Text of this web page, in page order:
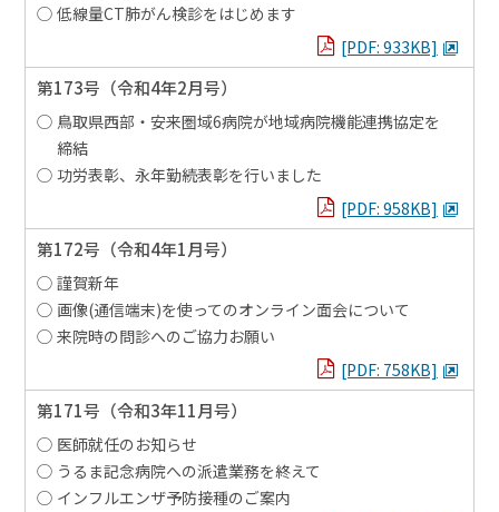
低線量CT肺がん検診をはじめます
PDFを見る
[PDF: 933KB]
第173号 （令和4年2月号）
鳥取県西部・安来圏域6病院が地域病院機能連携協定を
締結
功労表彰、永年勤続表彰を行いました
PDFを見る
[PDF: 958KB]
第172号 （令和4年1月号）
謹賀新年
画像(通信端末)を使ってのオンライン面会について
来院時の問診へのご協力お願い
PDFを見る
[PDF: 758KB]
第171号 （令和3年11月号）
医師就任のお知らせ
うるま記念病院への派遣業務を終えて
インフルエンザ予防接種のご案内